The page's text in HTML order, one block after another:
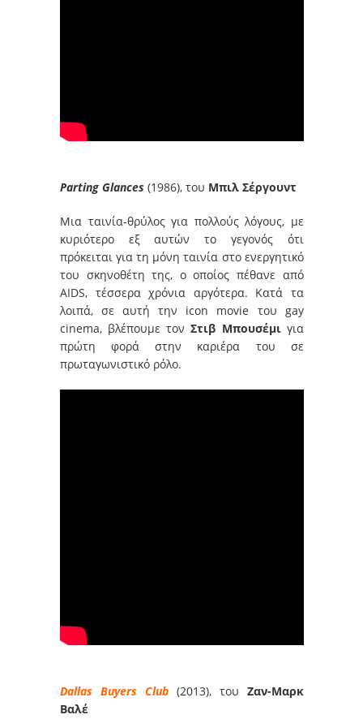
Parting Glances (1986), του Μπιλ Σέργουντ
Μια ταινία-θρύλος για πολλούς λόγους, με
κυριότερο εξ αυτών το γεγονός ότι
πρόκειται για τη μόνη ταινία στο ενεργητικό
του σκηνοθέτη της, ο οποίος πέθανε από
AIDS, τέσσερα χρόνια αργότερα. Κατά τα
λοιπά, σε αυτή την icon movie του gay
cinema, βλέπουμε τονΣτιβ Μπουσέμι για
πρώτη φορά στην καριέρα του σε
πρωταγωνιστικό ρόλο.
Dallas Buyers Club(2013), του Ζαν-Μαρκ
Βαλέ